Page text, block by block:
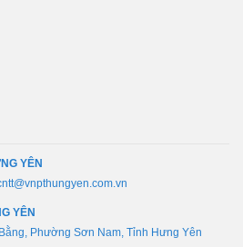
YÊN
YÊN
Phường Sơn Nam, Tỉnh Hưng Yên